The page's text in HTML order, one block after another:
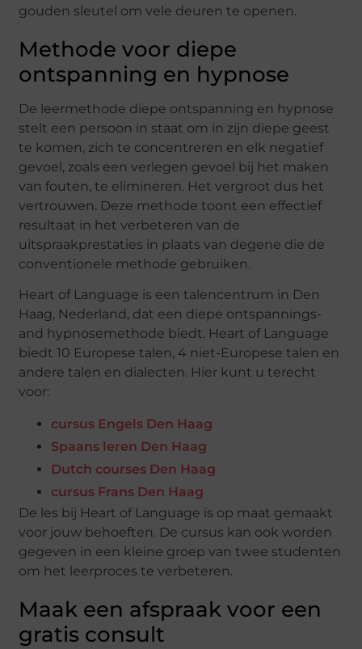
gouden sleutel om vele deuren te openen.
Methode voor diepe
ontspanning en hypnose
De leermethode diepe ontspanning en hypnose
stelt een persoon in staat om in zijn diepe geest
te komen, zich te concentreren en elk negatief
gevoel, zoals een verlegen gevoel bij het maken
van fouten, te elimineren. Het vergroot dus het
vertrouwen. Deze methode toont een effectief
resultaat in het verbeteren van de
uitspraakprestaties in plaats van degene die de
conventionele methode gebruiken.
Heart of Language is een talencentrum in Den
Haag, Nederland, dat een diepe ontspannings-
and hypnosemethode biedt. Heart of Language
biedt 10 Europese talen, 4 niet-Europese talen en
andere talen en dialecten. Hier kunt u terecht
voor:
cursus Engels Den Haag
Spaans leren Den Haag
Dutch courses Den Haag
cursus Frans Den Haag
De les bij Heart of Language is op maat gemaakt
voor jouw behoeften. De cursus kan ook worden
gegeven in een kleine groep van twee studenten
om het leerproces te verbeteren.
Maak een afspraak voor een
gratis consult